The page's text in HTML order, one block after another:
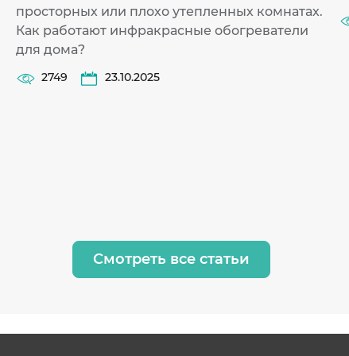
просторных или плохо утепленных комнатах.
Как работают инфракрасные обогреватели
для дома?
2749 23.10.2025
Смотреть все статьи